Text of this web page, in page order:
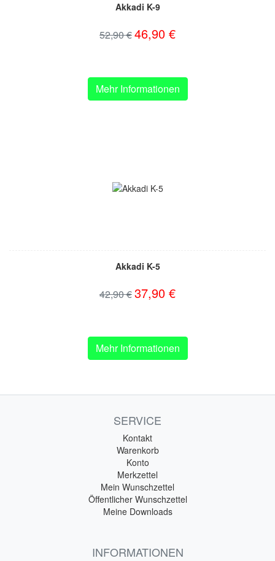
Akkadi K-9
52,90 €46,90 €
Mehr Informationen
Akkadi K-5
42,90 €37,90 €
Mehr Informationen
SERVICE
Kontakt
Warenkorb
Konto
Merkzettel
Mein Wunschzettel
Öffentlicher Wunschzettel
Meine Downloads
INFORMATIONEN